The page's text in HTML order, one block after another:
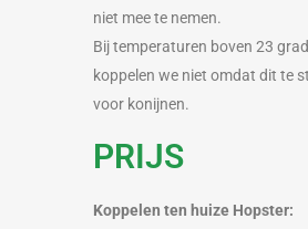
niet mee te nemen.
Bij temperaturen boven 23
koppelen we niet omdat dit te
voor konijnen.
PRIJS
Koppelen ten huize Hopster: